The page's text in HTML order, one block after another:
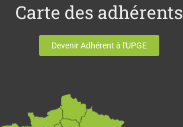
Carte des adhérents
Devenir Adhérent à l'UPGE